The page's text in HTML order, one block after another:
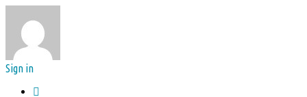
Sign in